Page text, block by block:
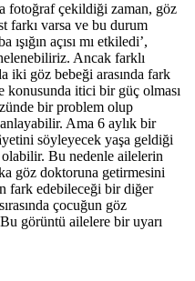
fotoğraf çekildiği zaman, göz
farkı varsa ve bu durum
açısı mı etkiledi’,
Ancak farklı
iki göz bebeği arasında fark
itici bir güç olması
bir problem olup
Ama 6 aylık bir
söyleyecek yaşa geldiği
Bu nedenle ailelerin
göz doktoruna getirmesini
fark edebileceği bir diğer
çocuğun göz
Bu görüntü ailelere bir uyarı